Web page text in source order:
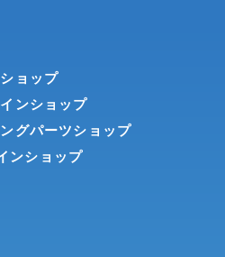
ョップ
ンショップ
グパーツショップ
ンショップ